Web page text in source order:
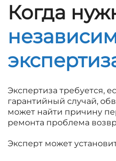
Когда
Экспертиза требуется,
гарантийный случай,
может найти причину
ремонта проблема
Эксперт может